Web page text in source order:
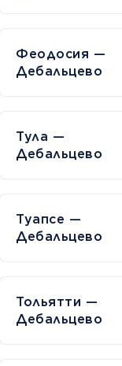
Феодосия —
Дебальцево
Тула —
Дебальцево
Туапсе —
Дебальцево
Тольятти —
Дебальцево